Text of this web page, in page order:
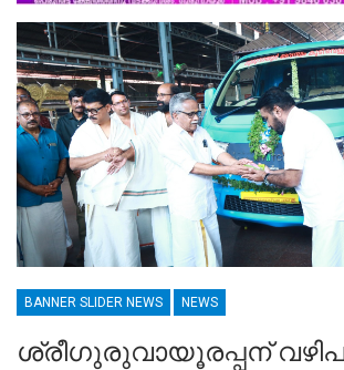
BANNER SLIDER NEWS NEWS
ശ്രീഗുരുവായൂരപ്പന്